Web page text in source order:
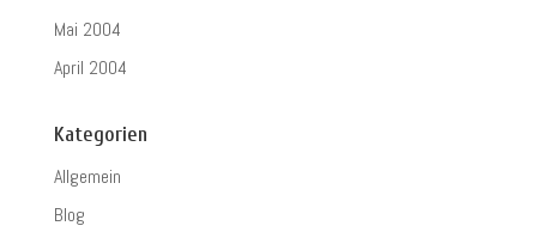
Mai 2004
April 2004
Kategorien
Allgemein
Blog